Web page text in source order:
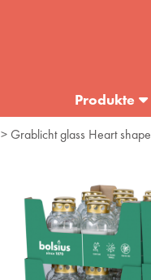
Produkte
> Grablicht glass Heart shape